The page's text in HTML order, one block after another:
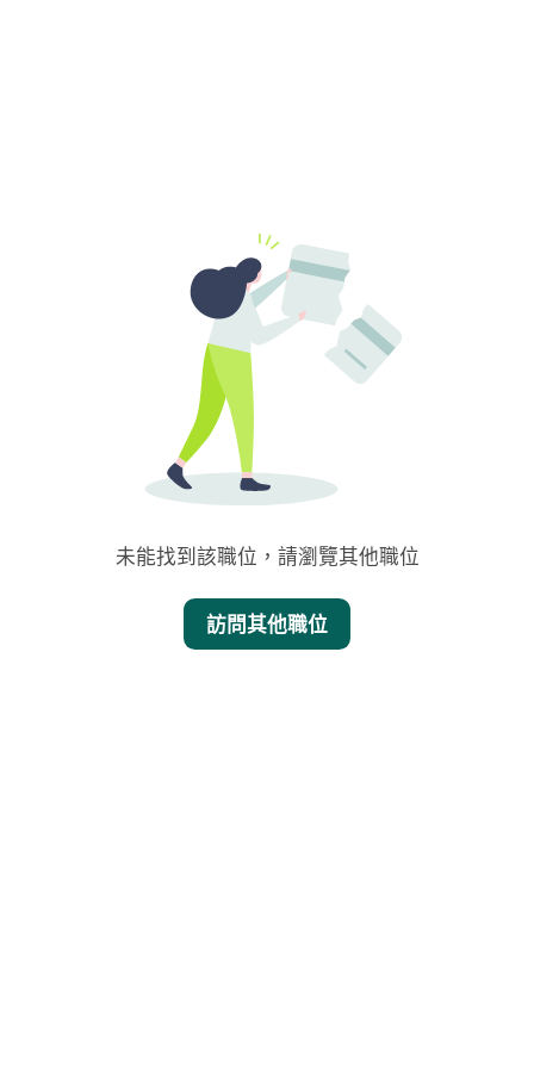
未能找到該職位，請瀏覽其他職位
訪問其他職位